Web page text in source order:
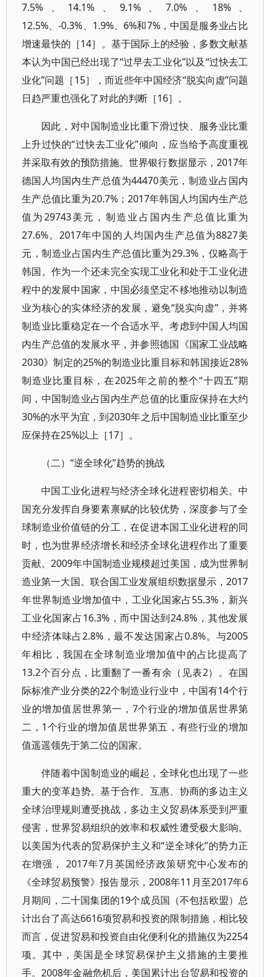
7.5%、14.1%、9.1%、7.0%、18%、
12.5%、-0.3%、1.9%、6%和7%，中国是服务业占比
增速最快的［14］。基于国际上的经验，多数文献基
本认为中国已经出现了“过早去工业化”以及“过快去工
业化”问题［15］，而近些年中国经济“脱实向虚”问题
日趋严重也强化了对此的判断［16］。
因此，对中国制造业比重下滑过快、服务业比重
上升过快的“过快去工业化”倾向，应当给予高度重视
并采取有效的预防措施。世界银行数据显示，2017年
德国人均国内生产总值为44470美元，制造业占国内
生产总值比重为20.7%；2017年韩国人均国内生产总
值为29743美元，制造业占国内生产总值比重为
27.6%。2017年中国的人均国内生产总值为8827美
元，制造业占国内生产总值比重为29.3%，仅略高于
韩国。作为一个还未完全实现工业化和处于工业化进
程中的发展中国家，中国必须坚定不移地推动以制造
业为核心的实体经济的发展，避免“脱实向虚”，并将
制造业比重稳定在一个合适水平。考虑到中国人均国
内生产总值的发展水平，并参照德国《国家工业战略
2030》制定的25%的制造业比重目标和韩国接近28%
制造业比重目标，在2025年之前的整个“十四五”期
间，中国制造业占国内生产总值的比重应保持在大约
30%的水平为宜，到2030年之后中国制造业比重至少
应保持在25%以上［17］。
（二）“逆全球化”趋势的挑战
中国工业化进程与经济全球化进程密切相关。中
国充分发挥自身要素禀赋的比较优势，深度参与了全
球制造业价值链的分工，在促进本国工业化进程的同
时，也为世界经济增长和经济全球化进程作出了重要
贡献。2009年中国制造业规模超过美国，成为世界制
造业第一大国。联合国工业发展组织数据显示，2017
年世界制造业增加值中，工业化国家占55.3%，新兴
工业化国家占16.3%，而中国达到24.8%，其他发展
中经济体味占2.8%，最不发达国家占0.8%。与2005
年相比，我国在全球制造业增加值中的占比提高了
13.2个百分点，比重翻了一番有余（见表2）。在国
际标准产业分类的22个制造业行业中，中国有14个行
业的增加值居世界第一，7个行业的增加值居世界第
二，1个行业的增加值居世界第五，有些行业的增加
值遥遥领先于第二位的国家。
伴随着中国制造业的崛起，全球化也出现了一些
重大的变革趋势。基于合作、互惠、协商的多边主义
全球治理规则遭受挑战，多边主义贸易体系受到严重
侵害，世界贸易组织的效率和权威性遭受极大影响。
以美国为代表的贸易保护主义和“逆全球化”的势力正
在增强， 2017年7月英国经济政策研究中心发布的
《全球贸易预警》报告显示，2008年11月至2017年6
月期间，二十国集团的19个成员国（不包括欧盟）总
计出台了高达6616项贸易和投资的限制措施，相比较
而言，促进贸易和投资自由化便利化的措施仅为2254
项。其中，美国是全球贸易保护主义措施的主要推
手。2008年金融危机后，美国累计出台贸易和投资的